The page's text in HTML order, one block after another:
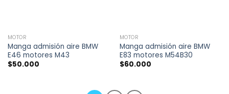
MOTOR
Manga admisión aire BMW
E46 motores M43
$50.000
MOTOR
Manga admisión aire BMW
E83 motores M54B30
$60.000